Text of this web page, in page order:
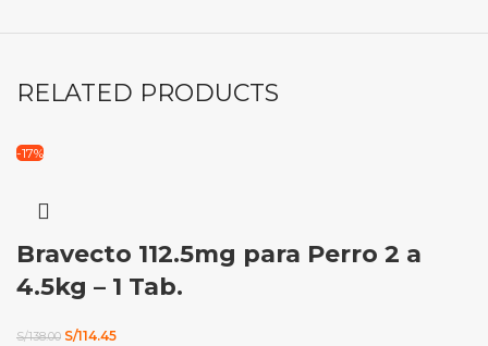
RELATED PRODUCTS
-17%
Bravecto 112.5mg para Perro 2 a
4.5kg – 1 Tab.
S/138.00 El
S/114.45El